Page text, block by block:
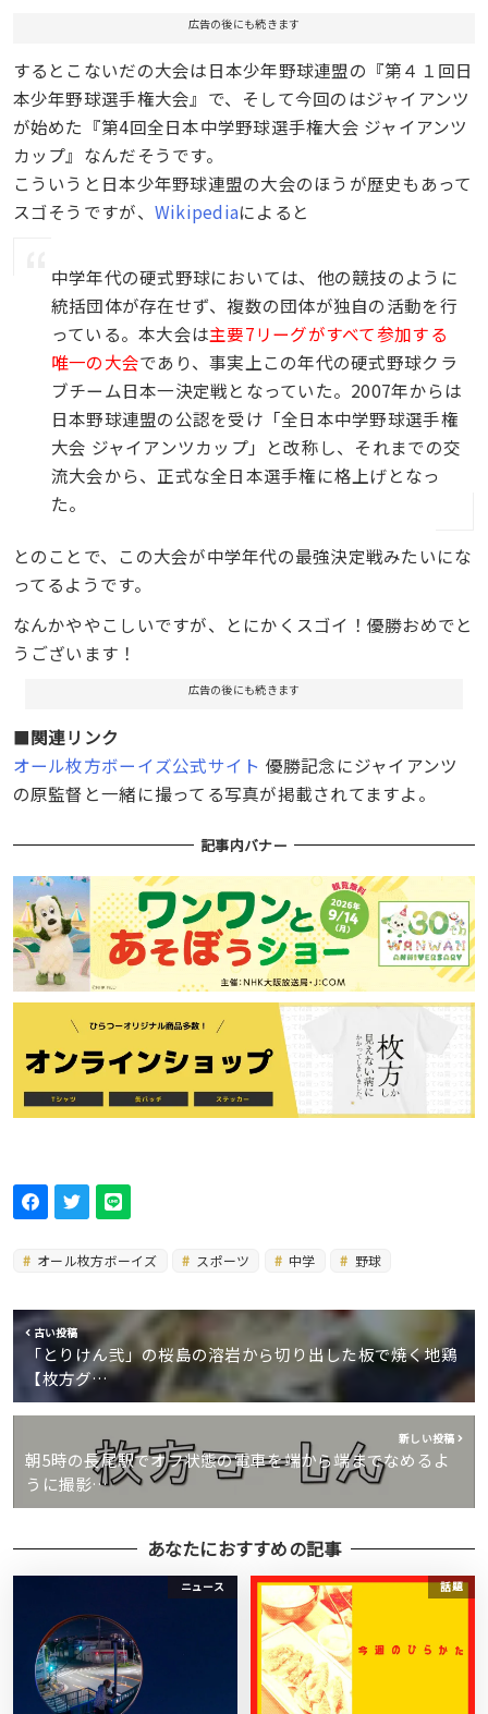
広告の後にも続きます
するとこないだの大会は日本少年野球連盟の『第４１回日
本少年野球選手権大会』で、そして今回のはジャイアンツ
が始めた『第4回全日本中学野球選手権大会 ジャイアンツ
カップ』なんだそうです。
こういうと日本少年野球連盟の大会のほうが歴史もあって
スゴそうですが、 Wikipediaによると
中学年代の硬式野球においては、他の競技のように
統括団体が存在せず、複数の団体が独自の活動を行
っている。本大会は主要7リーグがすべて参加する
唯一の大会であり、事実上この年代の硬式野球クラ
ブチーム日本一決定戦となっていた。2007年からは
日本野球連盟の公認を受け「全日本中学野球選手権
大会 ジャイアンツカップ」と改称し、それまでの交
流大会から、正式な全日本選手権に格上げとなっ
た。
とのことで、この大会が中学年代の最強決定戦みたいにな
ってるようです。
なんかややこしいですが、とにかくスゴイ！優勝おめでと
うございます！
広告の後にも続きます
■関連リンク
オール枚方ボーイズ公式サイト 優勝記念にジャイアンツ
の原監督と一緒に撮ってる写真が掲載されてますよ。
記事内バナー
オール枚方ボーイズ スポーツ 中学 野球
古い投稿
「とりけん弐」の桜島の溶岩から切り出した板で焼く地鶏
【枚方グ…
新しい投稿
朝5時の長尾駅でオフ状態の電車を端から端までなめるよ
うに撮影…
あなたにおすすめの記事
ニュース 話題